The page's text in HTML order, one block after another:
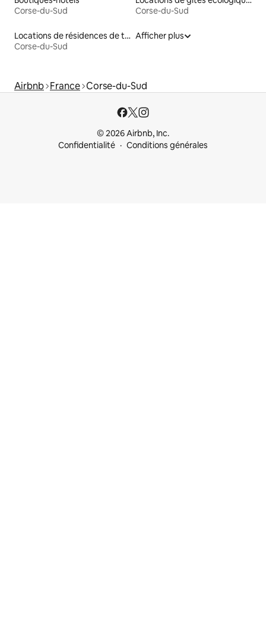
Corse-du-Sud
Corse-du-Sud
Locations de résidences de tourisme
Corse-du-Sud
Afficher plus
Airbnb France Corse-du-Sud
© 2026 Airbnb, Inc.
Confidentialité
Conditions générales